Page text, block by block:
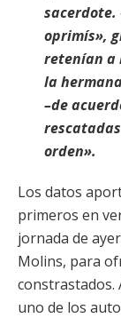
sacerdote.
oprimís»,
retenían a
la
–de
orden».
Los datos
primeros en
jornada de
Molins, para
constrastados.
uno de los